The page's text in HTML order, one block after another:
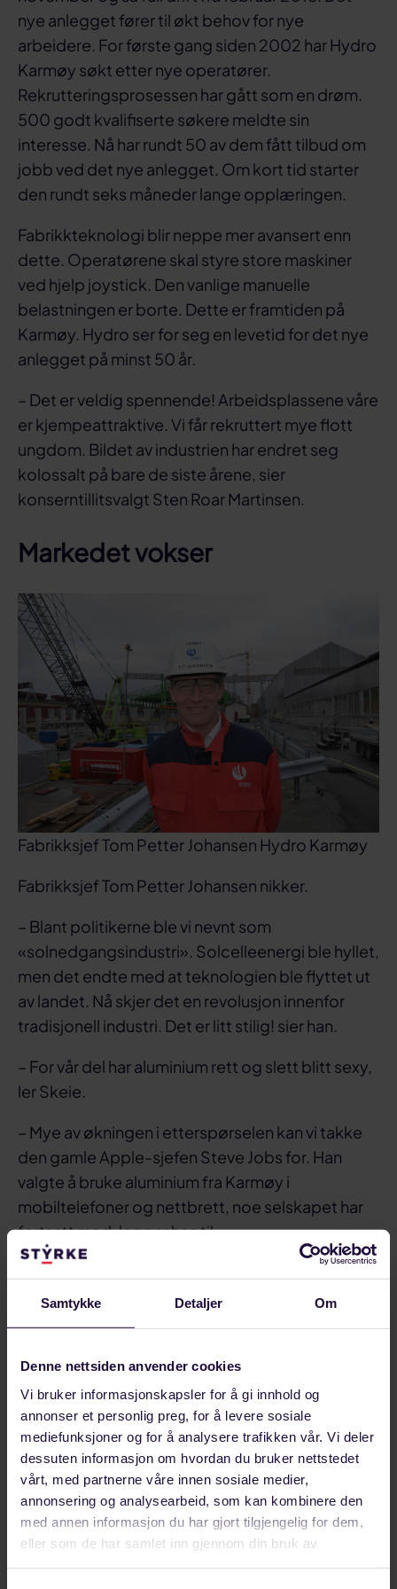
Samtykke Detaljer Om
Denne nettsiden anvender cookies
Vi bruker informasjonskapsler for å gi innhold og
annonser et personlig preg, for å levere sosiale
mediefunksjoner og for å analysere trafikken vår. Vi deler
dessuten informasjon om hvordan du bruker nettstedet
vårt, med partnerne våre innen sosiale medier,
annonsering og analysearbeid, som kan kombinere den
med annen informasjon du har gjort tilgjengelig for dem,
eller som de har samlet inn gjennom din bruk av
nye anlegget fører til økt behov for nye
arbeidere. For første gang siden 2002 har Hydro
Karmøy søkt etter nye operatører.
Rekrutteringsprosessen har gått som en drøm.
500 godt kvalifiserte søkere meldte sin
interesse. Nå har rundt 50 av dem fått tilbud om
jobb ved det nye anlegget. Om kort tid starter
den rundt seks måneder lange opplæringen.
Fabrikkteknologi blir neppe mer avansert enn
dette. Operatørene skal styre store maskiner
ved hjelp joystick. Den vanlige manuelle
belastningen er borte. Dette er framtiden på
Karmøy. Hydro ser for seg en levetid for det nye
anlegget på minst 50 år.
– Det er veldig spennende! Arbeidsplassene våre
er kjempeattraktive. Vi får rekruttert mye flott
ungdom. Bildet av industrien har endret seg
kolossalt på bare de siste årene, sier
konserntillitsvalgt Sten Roar Martinsen.
Markedet vokser
Fabrikksjef Tom Petter Johansen Hydro Karmøy
Fabrikksjef Tom Petter Johansen nikker.
– Blant politikerne ble vi nevnt som
«solnedgangsindustri». Solcelleenergi ble hyllet,
men det endte med at teknologien ble flyttet ut
av landet. Nå skjer det en revolusjon innenfor
tradisjonell industri. Det er litt stilig! sier han.
– For vår del har aluminium rett og slett blitt sexy,
ler Skeie.
– Mye av økningen i etterspørselen kan vi takke
den gamle Apple-sjefen Steve Jobs for. Han
valgte å bruke aluminium fra Karmøy i
mobiltelefoner og nettbrett, noe selskapet har
fortsatt med, legger han til.
Faktisk øker bruken av aluminium over hele
verden. I løpet av en vanlig dag er du innom
metallet mange ganger uten å tenke over det.
juicekartonger, brusbokser, i møbler og
byggkonstruksjoner.
Men ambisjonene stopper ikke der. Med økt
produksjon, ønsker Hydro Karmøy å ta steget
videre.
Satser mot transportsektoren